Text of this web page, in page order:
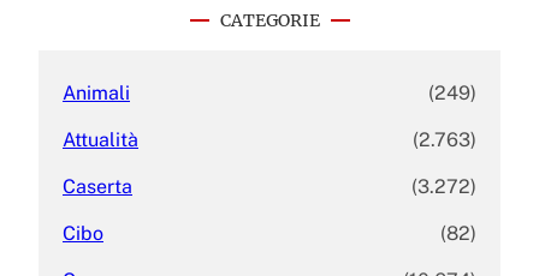
CATEGORIE
Animali (249)
Attualità (2.763)
Caserta (3.272)
Cibo (82)